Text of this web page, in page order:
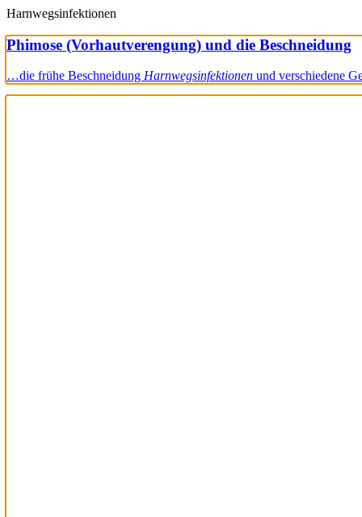
Harnwegsinfektionen
Phimose (Vorhautverengung) und die Beschneidung
…die frühe Beschneidung Harnwegsinfektionen und verschiedene